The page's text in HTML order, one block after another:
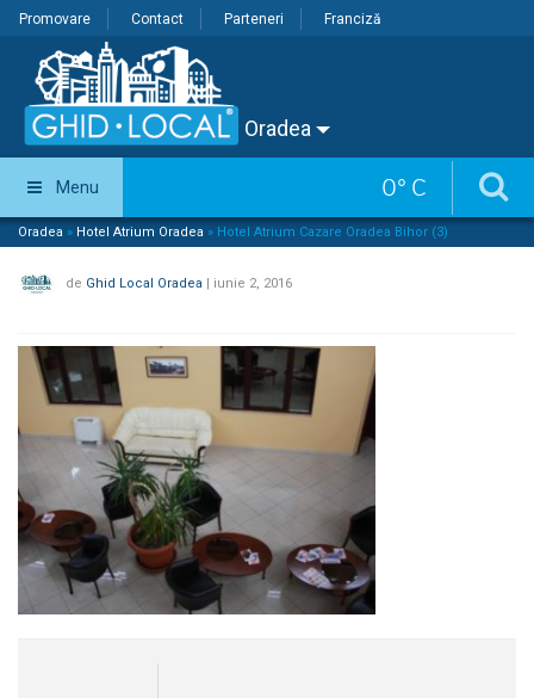
Promovare Contact Parteneri Franciză
Oradea
0° C
Menu
Oradea » Hotel Atrium Oradea » Hotel Atrium Cazare Oradea Bihor (3)
de Ghid Local Oradea | iunie 2, 2016